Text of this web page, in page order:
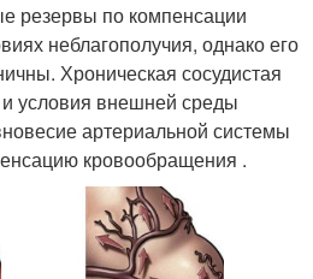
резервы по компенсации
неблагополучия, однако его
Хроническая сосудистая
условия внешней среды
артериальной системы
кровообращения .